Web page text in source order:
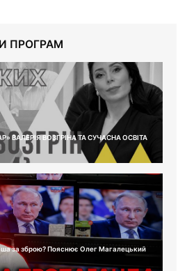
ПРОГРАМ
ВАЛЕРІЯ ВОЗГРІНА ТА СУЧАСНА ОСВІТА
за зброю? Пояснює Олег Магалецький